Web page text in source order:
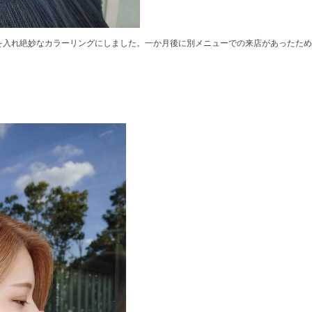
れ絶妙なカラーリングにしました。一か月後に別メニューでの来店があったた